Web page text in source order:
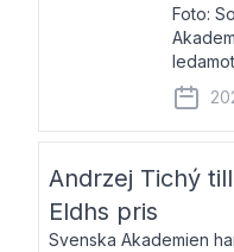
Foto:
stol 18
Andrzej Tichý
Eldhs pris
Svenska Akademien